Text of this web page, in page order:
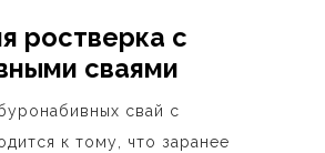
ростверка с
сваями
свай с
к тому, что заранее